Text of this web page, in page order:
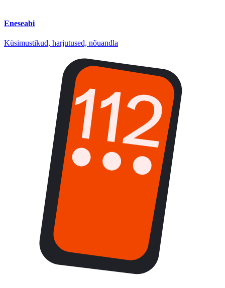
Eneseabi
Küsimustikud, harjutused, nõuandla